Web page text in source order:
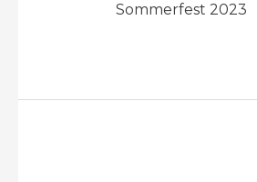
Sommerfest 2023